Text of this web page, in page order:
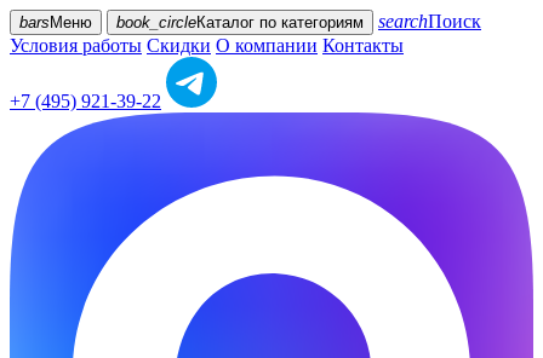
bars Меню book_circleКаталог по категориям searchПоиск
Условия работы Скидки О компании Контакты
+7 (495) 921-39-22